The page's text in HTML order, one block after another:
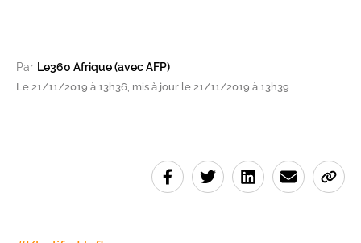
Par Le360 Afrique (avec AFP)
Le 21/11/2019 à 13h36, mis à jour le 21/11/2019 à 13h39